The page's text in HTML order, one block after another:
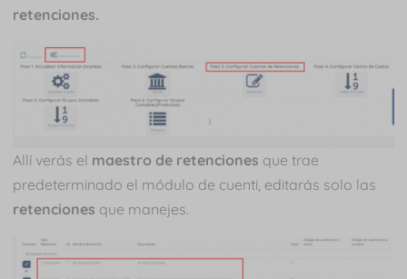
retenciones.
Allí verás el maestro de retenciones que trae
predeterminado el módulo de cuenti, editarás solo las
retenciones que manejes.